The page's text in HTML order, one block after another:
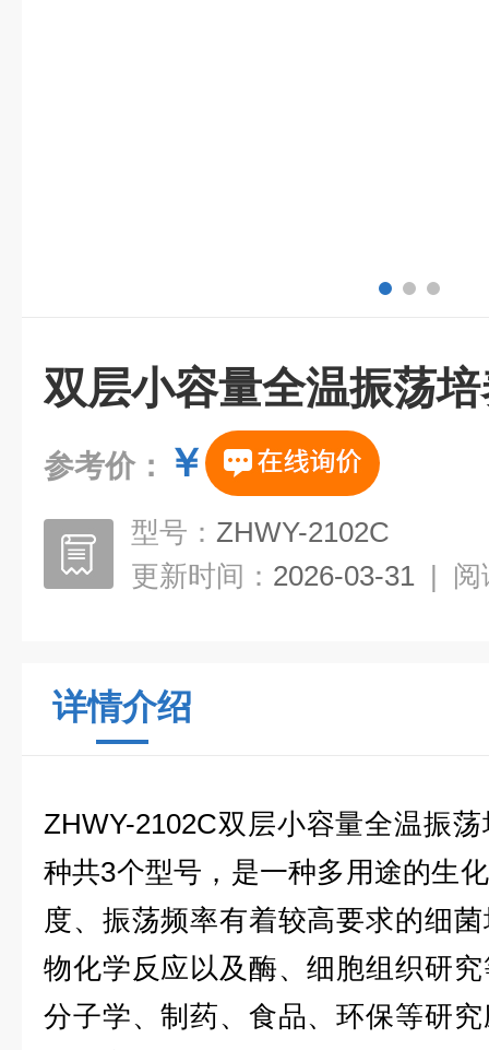
双层小容量全温振荡
参考价： ￥
型号： ZHWY-2102C
更新时间： 2026-03-31 | 阅
详情介绍
ZHWY-2102C双层小容量全温振
种共3个型号，是一种多用途的生
度、振荡频率有着较高要求的细
物化学反应以及酶、细胞组织研
分子学、制药、食品、环保等研